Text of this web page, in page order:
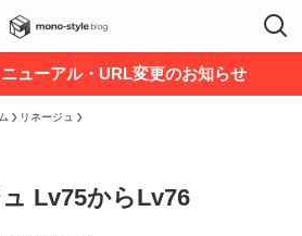
ニューアル・URL変更のお知らせ
リネージュ
Lv75からLv76